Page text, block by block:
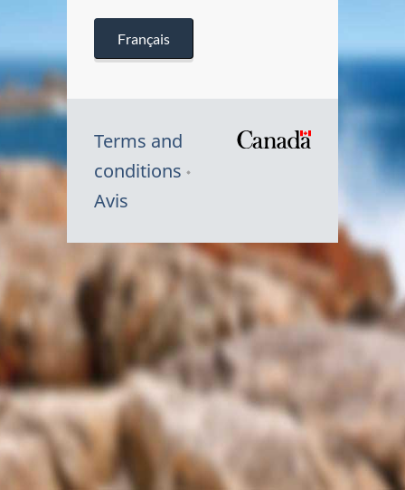
Français
Terms and
conditions
Avis
Symbole
du
Canada